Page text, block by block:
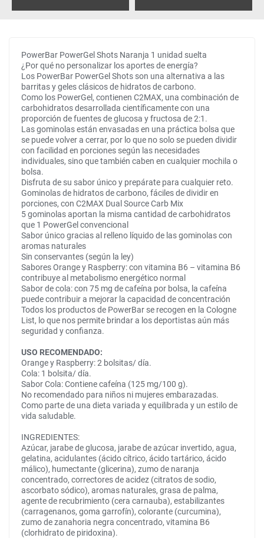
PowerBar PowerGel Shots Naranja 1 unidad suelta
¿Por qué no personalizar los aportes de energía?
Los PowerBar PowerGel Shots son una alternativa a las
barritas y geles clásicos de hidratos de carbono.
Como los PowerGel, contienen C2MAX, una combinación de
carbohidratos desarrollada científicamente con una
proporción de fuentes de glucosa y fructosa de 2:1.
Las gominolas están envasadas en una práctica bolsa que
se puede volver a cerrar, por lo que no solo se pueden dividir
con facilidad en porciones según las necesidades
individuales, sino que también caben en cualquier mochila o
bolsa.
Disfruta de su sabor único y prepárate para cualquier reto.
Gominolas de hidratos de carbono, fáciles de dividir en
porciones, con C2MAX Dual Source Carb Mix
5 gominolas aportan la misma cantidad de carbohidratos
que 1 PowerGel convencional
Sabor único gracias al relleno líquido de las gominolas con
aromas naturales
Sin conservantes (según la ley)
Sabores Orange y Raspberry: con vitamina B6 – vitamina B6
contribuye al metabolismo energético normal
Sabor de cola: con 75 mg de cafeína por bolsa, la cafeína
puede contribuir a mejorar la capacidad de concentración
Todos los productos de PowerBar se recogen en la Cologne
List, lo que nos permite brindar a los deportistas aún más
seguridad y confianza.
USO RECOMENDADO:
Orange y Raspberry: 2 bolsitas/ día.
Cola: 1 bolsita/ día.
Sabor Cola: Contiene cafeína (125 mg/100 g).
No recomendado para niños ni mujeres embarazadas.
Como parte de una dieta variada y equilibrada y un estilo de
vida saludable.
INGREDIENTES:
Azúcar, jarabe de glucosa, jarabe de azúcar invertido, agua,
gelatina, acidulantes (ácido cítrico, ácido tartárico, ácido
málico), humectante (glicerina), zumo de naranja
concentrado, correctores de acidez (citratos de sodio,
ascorbato sódico), aromas naturales, grasa de palma,
agente de recubrimiento (cera carnauba), estabilizantes
(carragenanos, goma garrofín), colorante (curcumina),
zumo de zanahoria negra concentrado, vitamina B6
(clorhidrato de piridoxina).